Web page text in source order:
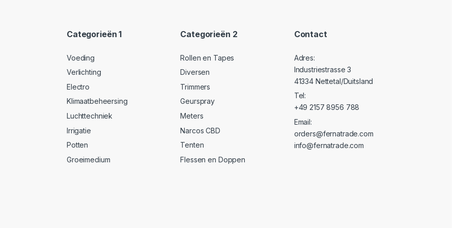
Categorieën 1
Voeding
Verlichting
Electro
Klimaatbeheersing
Luchttechniek
Irrigatie
Potten
Groeimedium
Categorieën 2
Rollen en Tapes
Diversen
Trimmers
Geurspray
Meters
Narcos CBD
Tenten
Flessen en Doppen
Contact
Adres:
Industriestrasse 3
41334 Nettetal/Duitsland
Tel:
+49 2157 8956 788
Email:
orders@fernatrade.com
info@fernatrade.com